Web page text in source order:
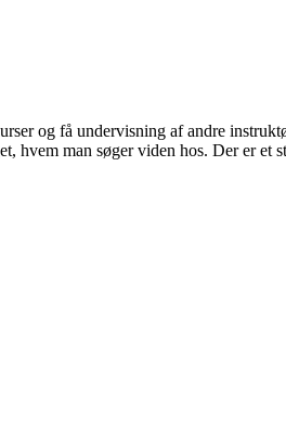
hvem man søger viden hos. Der er et